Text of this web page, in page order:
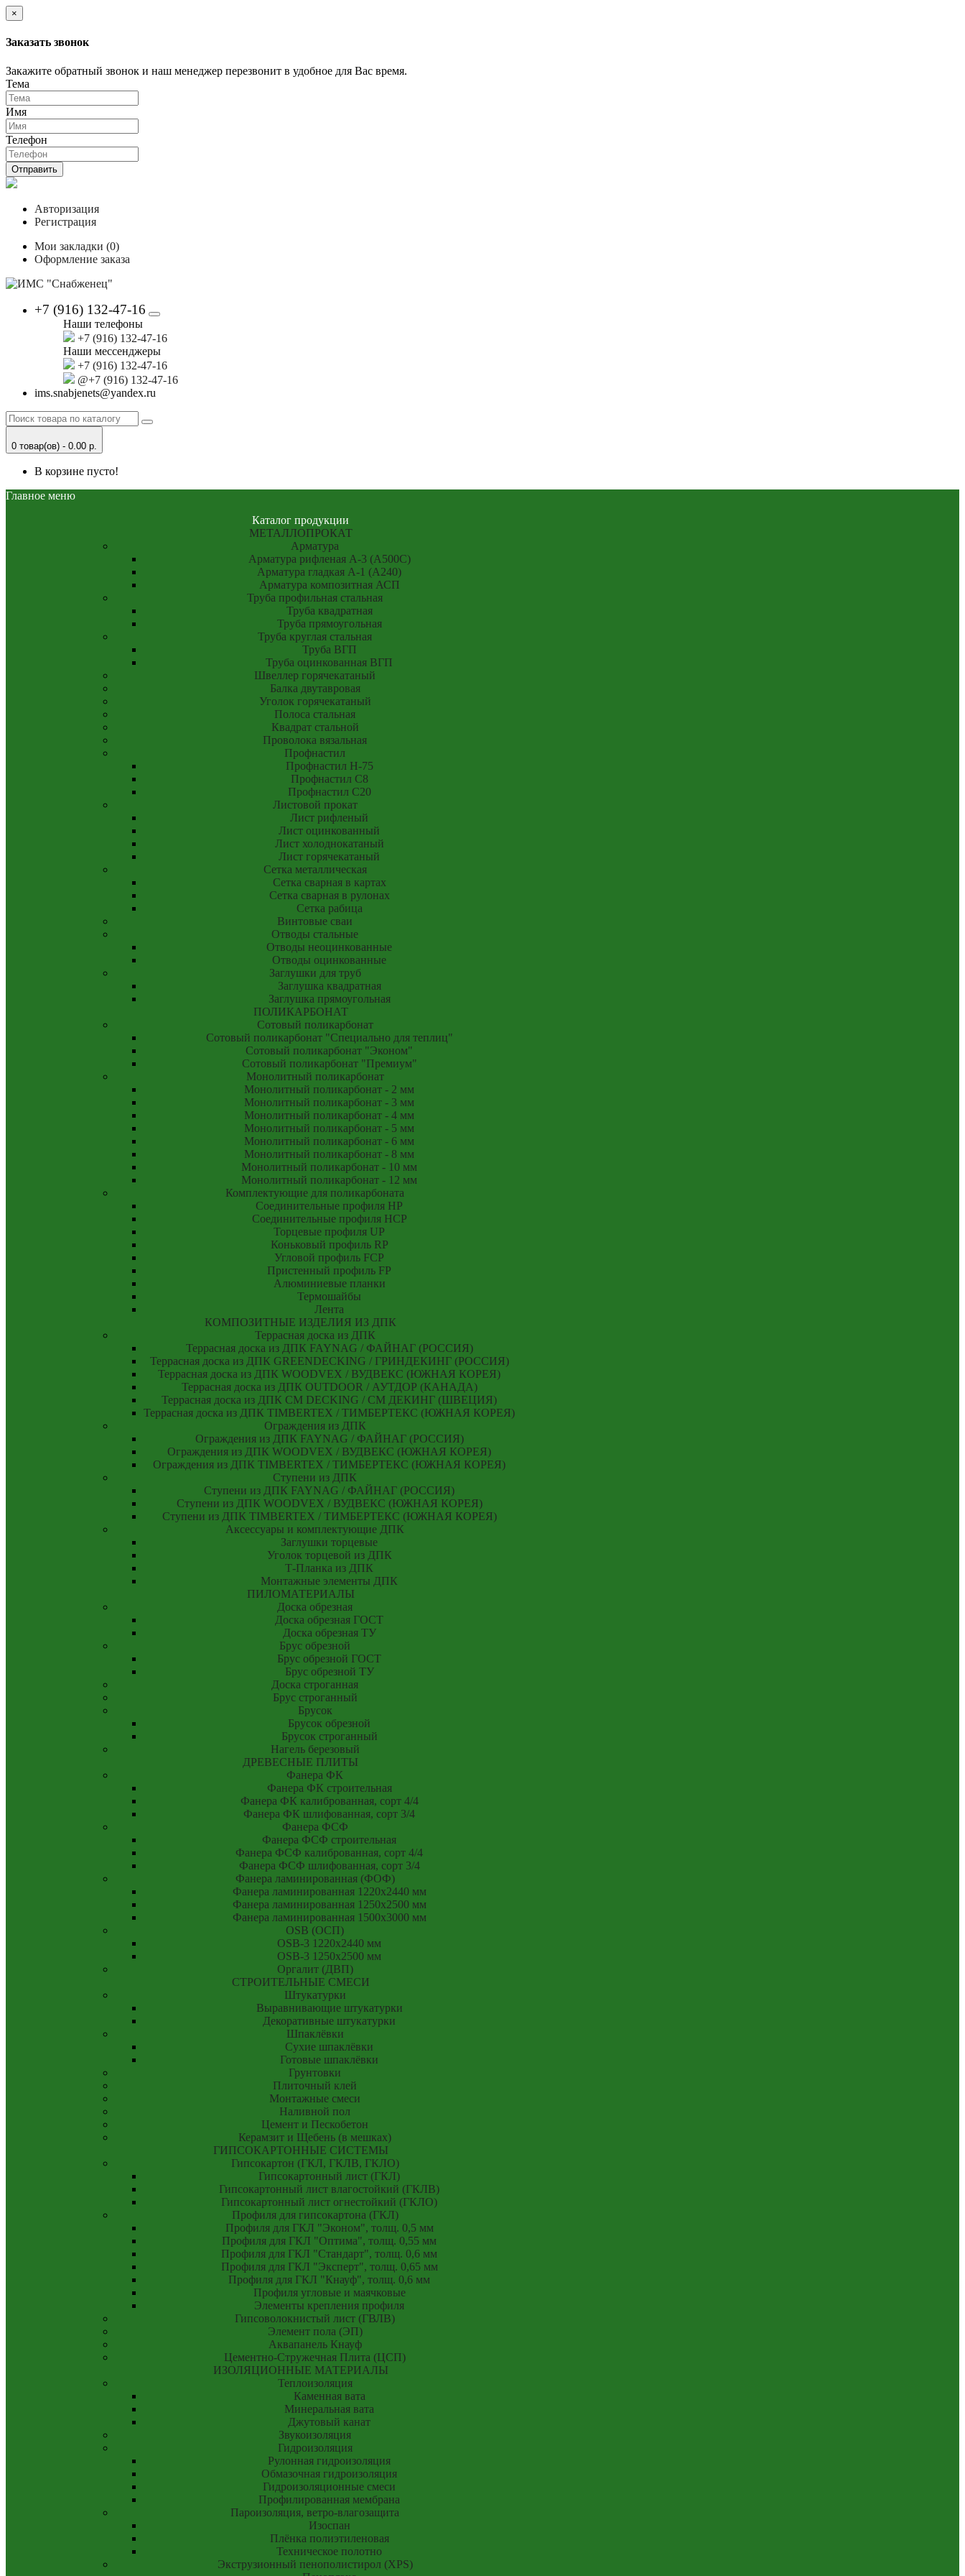
×
Заказать звонок
Закажите обратный звонок и наш менеджер перезвонит в удобное для Вас время.
Тема
Имя
Телефон
Отправить
Авторизация
Регистрация
Мои закладки (0)
Оформление заказа
+7 (916) 132-47-16
Наши телефоны
+7 (916) 132-47-16
Наши мессенджеры
+7 (916) 132-47-16
@+7 (916) 132-47-16
ims.snabjenets@yandex.ru
0 товар(ов) - 0.00 р.
В корзине пусто!
Главное меню
Каталог продукции
МЕТАЛЛОПРОКАТ
Арматура
Арматура рифленая А-3 (А500С)
Арматура гладкая А-1 (А240)
Арматура композитная АСП
Труба профильная стальная
Труба квадратная
Труба прямоугольная
Труба круглая стальная
Труба ВГП
Труба оцинкованная ВГП
Швеллер горячекатаный
Балка двутавровая
Уголок горячекатаный
Полоса стальная
Квадрат стальной
Проволока вязальная
Профнастил
Профнастил Н-75
Профнастил С8
Профнастил С20
Листовой прокат
Лист рифленый
Лист оцинкованный
Лист холоднокатаный
Лист горячекатаный
Сетка металлическая
Сетка сварная в картах
Сетка сварная в рулонах
Сетка рабица
Винтовые сваи
Отводы стальные
Отводы неоцинкованные
Отводы оцинкованные
Заглушки для труб
Заглушка квадратная
Заглушка прямоугольная
ПОЛИКАРБОНАТ
Сотовый поликарбонат
Сотовый поликарбонат "Специально для теплиц"
Сотовый поликарбонат "Эконом"
Сотовый поликарбонат "Премиум"
Монолитный поликарбонат
Монолитный поликарбонат - 2 мм
Монолитный поликарбонат - 3 мм
Монолитный поликарбонат - 4 мм
Монолитный поликарбонат - 5 мм
Монолитный поликарбонат - 6 мм
Монолитный поликарбонат - 8 мм
Монолитный поликарбонат - 10 мм
Монолитный поликарбонат - 12 мм
Комплектующие для поликарбоната
Соединительные профиля HP
Соединительные профиля HCP
Торцевые профиля UP
Коньковый профиль RP
Угловой профиль FCP
Пристенный профиль FP
Алюминиевые планки
Термошайбы
Лента
КОМПОЗИТНЫЕ ИЗДЕЛИЯ ИЗ ДПК
Террасная доска из ДПК
Террасная доска из ДПК FAYNAG / ФАЙНАГ (РОССИЯ)
Террасная доска из ДПК GREENDECKING / ГРИНДЕКИНГ (РОССИЯ)
Террасная доска из ДПК WOODVEX / ВУДВЕКС (ЮЖНАЯ КОРЕЯ)
Террасная доска из ДПК OUTDOOR / АУТДОР (КАНАДА)
Террасная доска из ДПК CM DECKING / СМ ДЕКИНГ (ШВЕЦИЯ)
Террасная доска из ДПК TIMBERTEX / ТИМБЕРТЕКС (ЮЖНАЯ КОРЕЯ)
Ограждения из ДПК
Ограждения из ДПК FAYNAG / ФАЙНАГ (РОССИЯ)
Ограждения из ДПК WOODVEX / ВУДВЕКС (ЮЖНАЯ КОРЕЯ)
Ограждения из ДПК TIMBERTEX / ТИМБЕРТЕКС (ЮЖНАЯ КОРЕЯ)
Ступени из ДПК
Ступени из ДПК FAYNAG / ФАЙНАГ (РОССИЯ)
Ступени из ДПК WOODVEX / ВУДВЕКС (ЮЖНАЯ КОРЕЯ)
Ступени из ДПК TIMBERTEX / ТИМБЕРТЕКС (ЮЖНАЯ КОРЕЯ)
Аксессуары и комплектующие ДПК
Заглушки торцевые
Уголок торцевой из ДПК
Т-Планка из ДПК
Монтажные элементы ДПК
ПИЛОМАТЕРИАЛЫ
Доска обрезная
Доска обрезная ГОСТ
Доска обрезная ТУ
Брус обрезной
Брус обрезной ГОСТ
Брус обрезной ТУ
Доска строганная
Брус строганный
Брусок
Брусок обрезной
Брусок строганный
Нагель березовый
ДРЕВЕСНЫЕ ПЛИТЫ
Фанера ФК
Фанера ФК строительная
Фанера ФК калиброванная, сорт 4/4
Фанера ФК шлифованная, сорт 3/4
Фанера ФСФ
Фанера ФСФ строительная
Фанера ФСФ калиброванная, сорт 4/4
Фанера ФСФ шлифованная, сорт 3/4
Фанера ламинированная (ФОФ)
Фанера ламинированная 1220x2440 мм
Фанера ламинированная 1250x2500 мм
Фанера ламинированная 1500x3000 мм
OSB (ОСП)
OSB-3 1220x2440 мм
OSB-3 1250x2500 мм
Оргалит (ДВП)
СТРОИТЕЛЬНЫЕ СМЕСИ
Штукатурки
Выравнивающие штукатурки
Декоративные штукатурки
Шпаклёвки
Сухие шпаклёвки
Готовые шпаклёвки
Грунтовки
Плиточный клей
Монтажные смеси
Наливной пол
Цемент и Пескобетон
Керамзит и Щебень (в мешках)
ГИПСОКАРТОННЫЕ СИСТЕМЫ
Гипсокартон (ГКЛ, ГКЛВ, ГКЛО)
Гипсокартонный лист (ГКЛ)
Гипсокартонный лист влагостойкий (ГКЛВ)
Гипсокартонный лист огнестойкий (ГКЛО)
Профиля для гипсокартона (ГКЛ)
Профиля для ГКЛ "Эконом", толщ. 0,5 мм
Профиля для ГКЛ "Оптима", толщ. 0,55 мм
Профиля для ГКЛ "Стандарт", толщ. 0,6 мм
Профиля для ГКЛ "Эксперт", толщ. 0,65 мм
Профиля для ГКЛ "Кнауф", толщ. 0,6 мм
Профиля угловые и маячковые
Элементы крепления профиля
Гипсоволокнистый лист (ГВЛВ)
Элемент пола (ЭП)
Аквапанель Кнауф
Цементно-Стружечная Плита (ЦСП)
ИЗОЛЯЦИОННЫЕ МАТЕРИАЛЫ
Теплоизоляция
Каменная вата
Минеральная вата
Джутовый канат
Звукоизоляция
Гидроизоляция
Рулонная гидроизоляция
Обмазочная гидроизоляция
Гидроизоляционные смеси
Профилированная мембрана
Пароизоляция, ветро-влагозащита
Изоспан
Плёнка полиэтиленовая
Техническое полотно
Экструзионный пенополистирол (XPS)